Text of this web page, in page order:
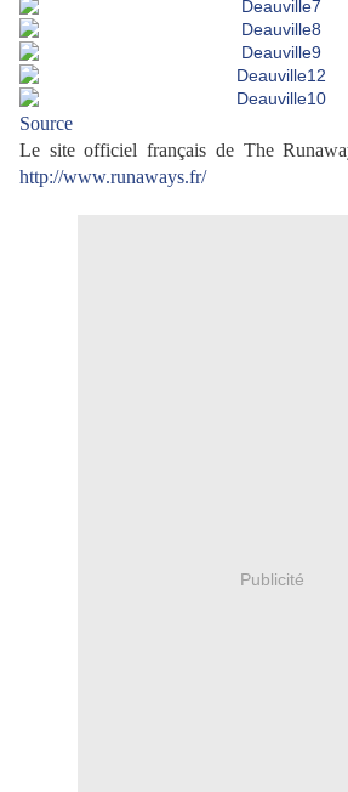
Source
Le site officiel français de The
http://www.runaways.fr/
Publicité